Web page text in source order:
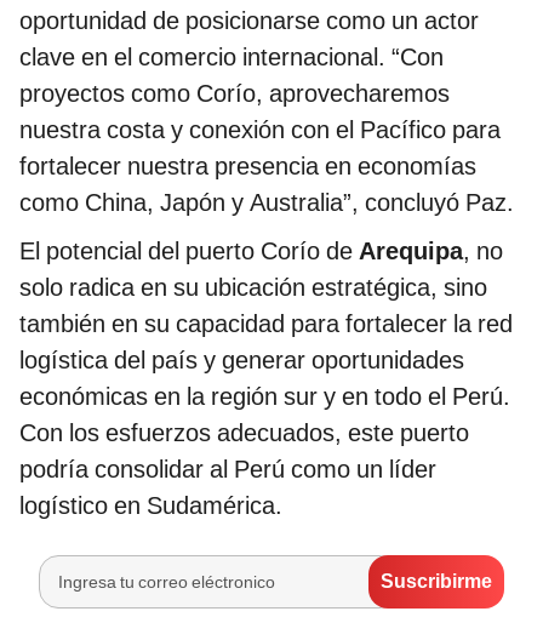
oportunidad de posicionarse como un actor
clave en el comercio internacional. “Con
proyectos como Corío, aprovecharemos
nuestra costa y conexión con el Pacífico para
fortalecer nuestra presencia en economías
como China, Japón y Australia”, concluyó Paz.
El potencial del puerto Corío de Arequipa, no
solo radica en su ubicación estratégica, sino
también en su capacidad para fortalecer la red
logística del país y generar oportunidades
económicas en la región sur y en todo el Perú.
Con los esfuerzos adecuados, este puerto
podría consolidar al Perú como un líder
logístico en Sudamérica.